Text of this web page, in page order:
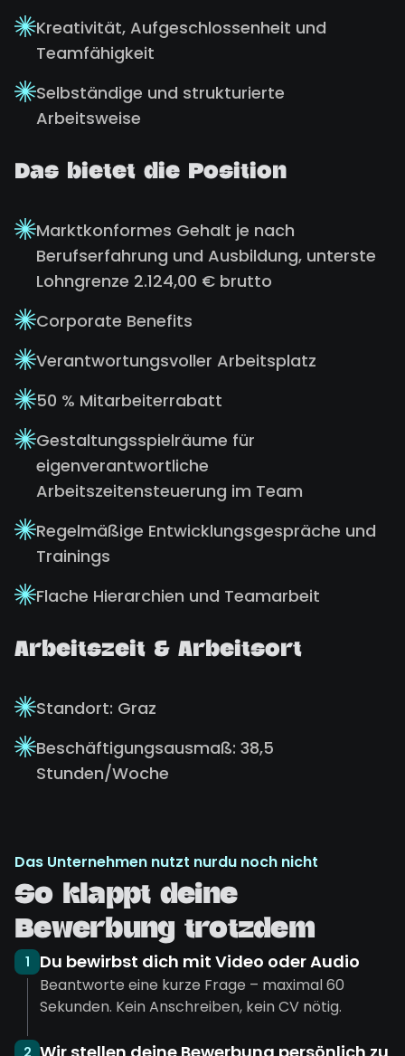
Kreativität, Aufgeschlossenheit und
Teamfähigkeit
Selbständige und strukturierte
Arbeitsweise
Das bietet die Position
Marktkonformes Gehalt je nach
Berufserfahrung und Ausbildung, unterste
Lohngrenze 2.124,00 € brutto
Corporate Benefits
Verantwortungsvoller Arbeitsplatz
50 % Mitarbeiterrabatt
Gestaltungsspielräume für
eigenverantwortliche
Arbeitszeitensteuerung im Team
Regelmäßige Entwicklungsgespräche und
Trainings
Flache Hierarchien und Teamarbeit
Arbeitszeit & Arbeitsort
Standort: Graz
Beschäftigungsausmaß: 38,5
Stunden/Woche
Das Unternehmen nutzt nurdu noch nicht
So klappt deine
Bewerbung trotzdem
1 Du bewirbst dich mit Video oder Audio
Beantworte eine kurze Frage – maximal 60
Sekunden. Kein Anschreiben, kein CV nötig.
2